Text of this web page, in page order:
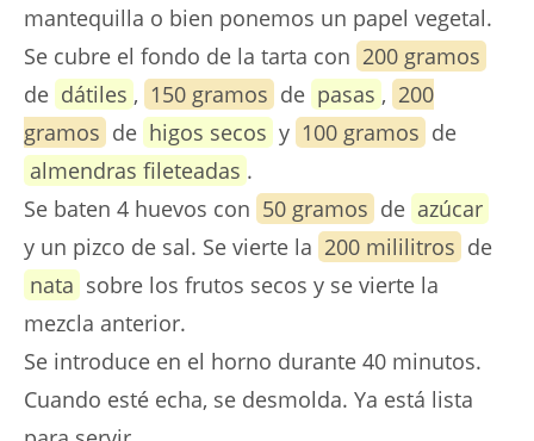
mantequilla o bien ponemos un papel vegetal.
Se cubre el fondo de la tarta con 200 gramos
de dátiles , 150 gramos de pasas , 200
gramos de higos secos y 100 gramos de
almendras fileteadas .
Se baten 4 huevos con 50 gramos de azúcar
y un pizco de sal. Se vierte la 200 mililitros de
nata sobre los frutos secos y se vierte la
mezcla anterior.
Se introduce en el horno durante 40 minutos.
Cuando esté echa, se desmolda. Ya está lista